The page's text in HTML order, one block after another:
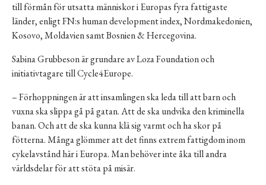
till förmån för utsatta människor i Europas fyra fattigaste
länder, enligt FN:s human development index, Nordmakedonien,
Kosovo, Moldavien samt Bosnien & Hercegovina.
Sabina Grubbeson är grundare av Loza Foundation och
initiativtagare till Cycle4Europe.
– Förhoppningen är att insamlingen ska leda till att barn och
vuxna ska slippa gå på gatan. Att de ska undvika den kriminella
banan. Och att de ska kunna klä sig varmt och ha skor på
fötterna. Många glömmer att det finns extrem fattigdom inom
cykelavstånd här i Europa. Man behöver inte åka till andra
världsdelar för att stöta på misär.